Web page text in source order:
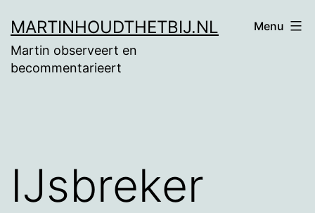
naar
de
MARTINHOUDTHETBIJ.NL
Martin observeert en
becommentarieert
Menu
IJsbreker